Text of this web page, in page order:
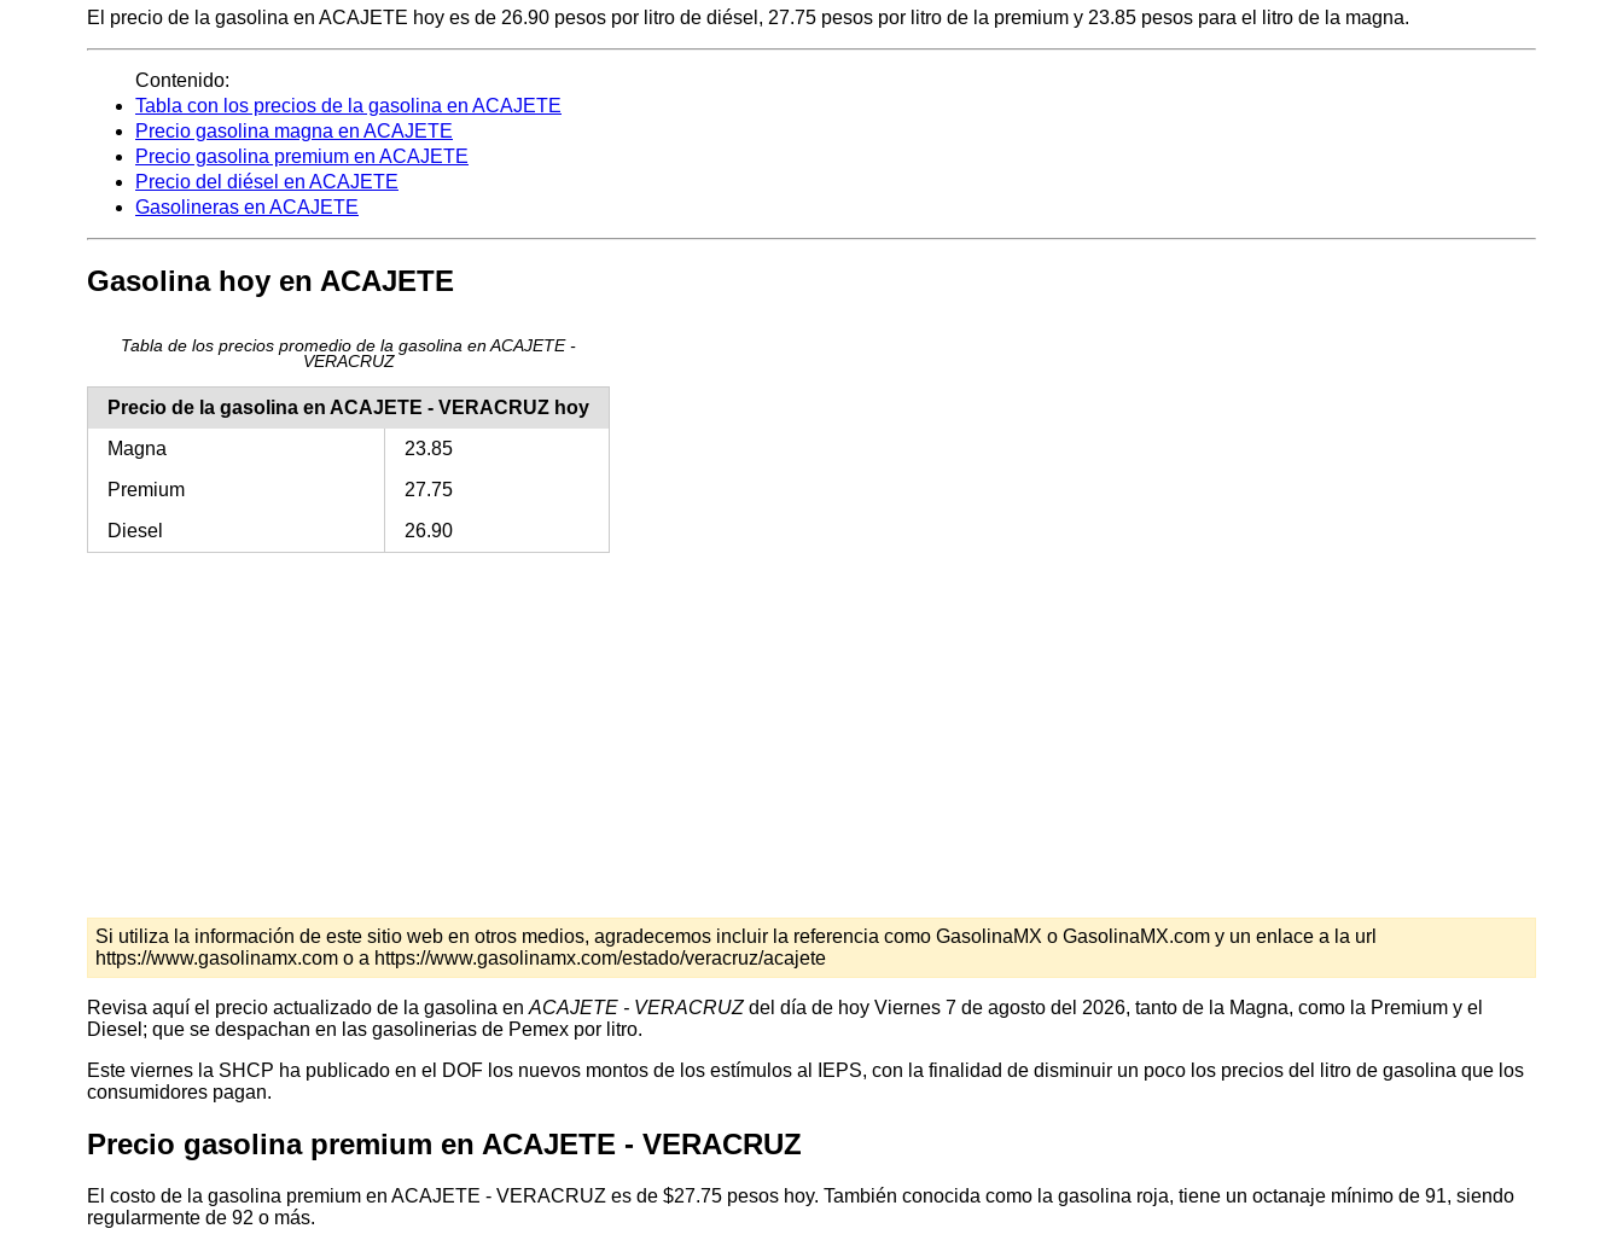
El precio de la gasolina en ACAJETE hoy es de 26.90 pesos por litro de diésel, 27.75 pesos por litro de la premium y 23.85 pesos para el litro de la magna.
Contenido:
Tabla con los precios de la gasolina en ACAJETE
Precio gasolina magna en ACAJETE
Precio gasolina premium en ACAJETE
Precio del diésel en ACAJETE
Gasolineras en ACAJETE
Gasolina hoy en ACAJETE
Tabla de los precios promedio de la gasolina en ACAJETE -
VERACRUZ
Precio de la gasolina en ACAJETE - VERACRUZ hoy
Magna
23.85
Premium
27.75
Diesel
26.90
Si utiliza la información de este sitio web en otros medios, agradecemos incluir la referencia como GasolinaMX o GasolinaMX.com y un enlace a la url
https://www.gasolinamx.com o a https://www.gasolinamx.com/estado/veracruz/acajete
Revisa aquí el precio actualizado de la gasolina en ACAJETE - VERACRUZdel día de hoy Viernes 7 de agosto del 2026, tanto de la Magna, como la Premium y el
Diesel; que se despachan en las gasolinerias de Pemex por litro.
Este viernes la SHCP ha publicado en el DOF los nuevos montos de los estímulos al IEPS, con la finalidad de disminuir un poco los precios del litro de gasolina que los
consumidores pagan.
Precio gasolina premium en ACAJETE - VERACRUZ
El costo de la gasolina premium en ACAJETE - VERACRUZ es de $27.75 pesos hoy. También conocida como la gasolina roja, tiene un octanaje mínimo de 91, siendo
regularmente de 92 o más.